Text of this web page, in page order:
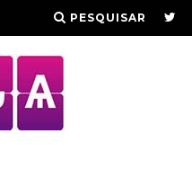
PESQUISAR